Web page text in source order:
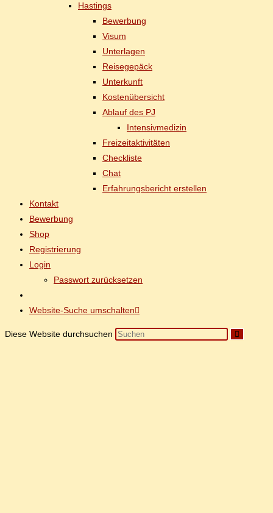
Has­tings
Be­wer­bung
Vi­sum
Un­ter­la­gen
Rei­se­ge­päck
Un­ter­kunft
Kos­ten­über­sicht
Ab­lauf des PJ
In­ten­siv­me­di­zin
Frei­zeit­ak­ti­vi­tä­ten
Check­lis­te
Chat
Er­fah­rungs­be­richt erstellen
Kon­takt
Be­wer­bung
Shop
Re­gis­trie­rung
Log­in
Pass­wort zurücksetzen
Website-Suche umschalten
Diese Website durchsuchen